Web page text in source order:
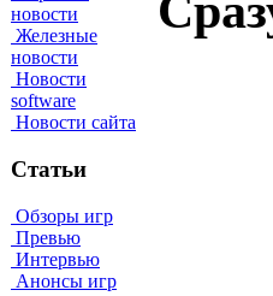
новости
Железные
новости
Новости
software
Новости сайта
Статьи
Обзоры игр
Превью
Интервью
Анонсы игр